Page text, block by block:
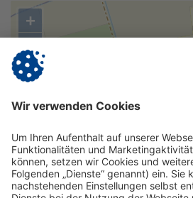
+
−
Route planen?